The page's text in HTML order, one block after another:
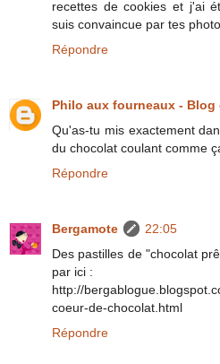
recettes de cookies et j'ai
suis convaincue par tes
Répondre
Philo aux fourneaux - Blog
Qu'as-tu mis exactement
du chocolat coulant comme
Répondre
Bergamote
22:05
Des pastilles de "chocolat
par ici :
http://
coeur-de-chocolat.html
Répondre